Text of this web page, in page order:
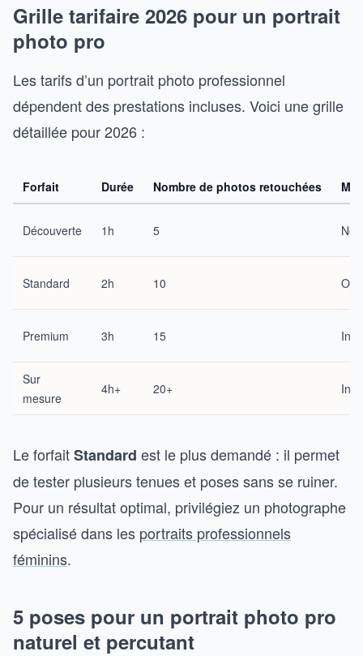
Grille tarifaire 2026 pour un portrait
photo pro
Les tarifs d’un portrait photo professionnel
dépendent des prestations incluses. Voici une grille
détaillée pour 2026 :
Forfait Durée Nombre de photos retouchées
Découverte 1h 5 Non
Standard 2h 10
Premium 3h 15
Sur
mesure
4h+ 20+
Le forfaitStandard est le plus demandé : il permet
de tester plusieurs tenues et poses sans se ruiner.
Pour un résultat optimal, privilégiez un photographe
spécialisé dans les portraits professionnels
féminins.
5 poses pour un portrait photo pro
naturel et percutant